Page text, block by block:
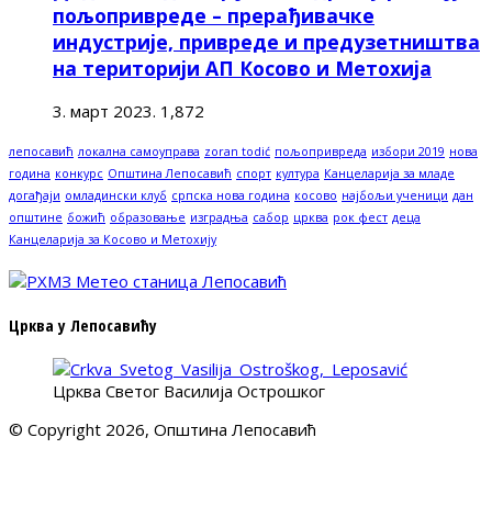
пољопривреде – прерађивачке
индустрије, привреде и предузетништва
на територији АП Косово и Метохија
3. март 2023. 1,872
лепосавић локална самоуправа zoran todić пољопривреда избори 2019 нова
година конкурс Општина Лепосавић спорт култура Канцеларија за младе
догађаји омладински клуб српска нова година косово најбољи ученици дан
општине божић образовање изградња сабор црква рок фест деца
Канцеларија за Косово и Метохију
Црква у Лепосавићу
Црква Светог Василија Острошког
© Copyright 2026, Општина Лепосавић